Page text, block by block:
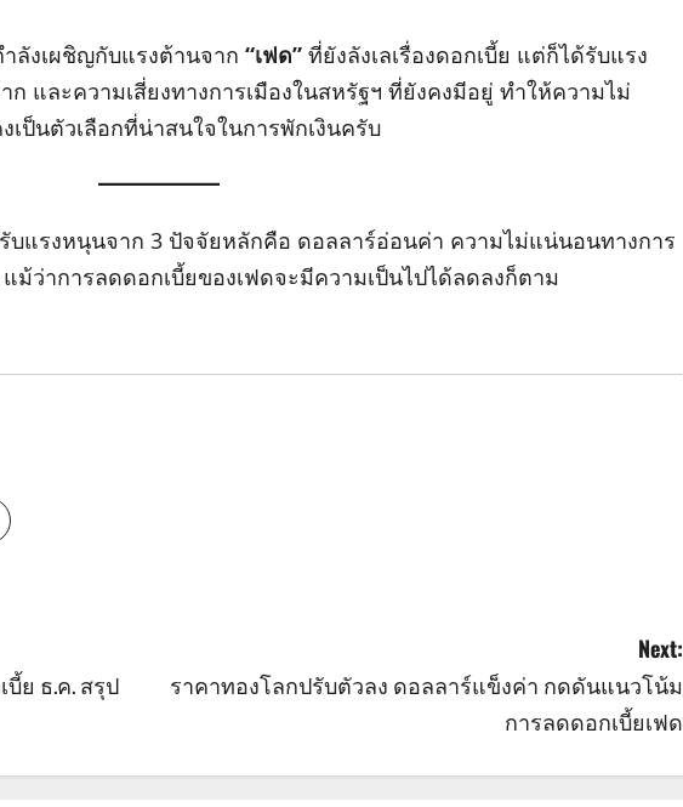
ลังเผชิญกับแรงต้านจาก “เฟด” ที่ยังลังเลเรื่องดอกเบี้ย แต่ก็ได้รับแรง
และความเสี่ยงทางการเมืองในสหรัฐฯ ที่ยังคงมีอยู่ ทำให้ความไม่
ป็นตัวเลือกที่น่าสนใจในการพักเงินครับ
บแรงหนุนจาก 3 ปัจจัยหลักคือ ดอลลาร์อ่อนค่า ความไม่แน่นอนทางการ
ม้ว่าการลดดอกเบี้ยของเฟดจะมีความเป็นไปได้ลดลงก็ตาม
ย ธ.ค. สรุป
Next:
ราคาทองโลกปรับตัวลง ดอลลาร์แข็งค่า กดดันแนวโน้ม
การลดดอกเบี้ยเฟด